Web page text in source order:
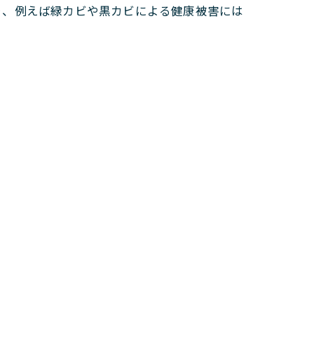
例えば緑カビや黒カビによる健康被害には